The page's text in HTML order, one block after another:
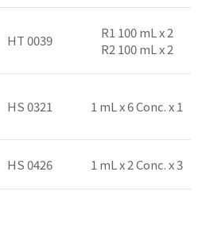
HT 0039
R1 100 mL x 2
R2 100 mL x 2
HS 0321 1 mL x 6 Conc. x 1
HS 0426 1 mL x 2 Conc. x 3